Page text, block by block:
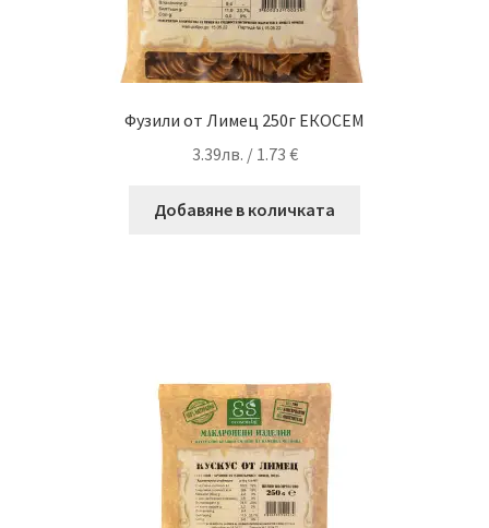
Фузили от Лимец 250г ЕКОСЕМ
3.39лв. / 1.73 €
Добавяне в количката